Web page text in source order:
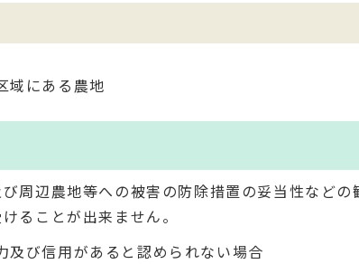
域にある農地
周辺農地等への被害の防除措置の妥当性など
ることが出来ません。
及び信用があると認められない場合